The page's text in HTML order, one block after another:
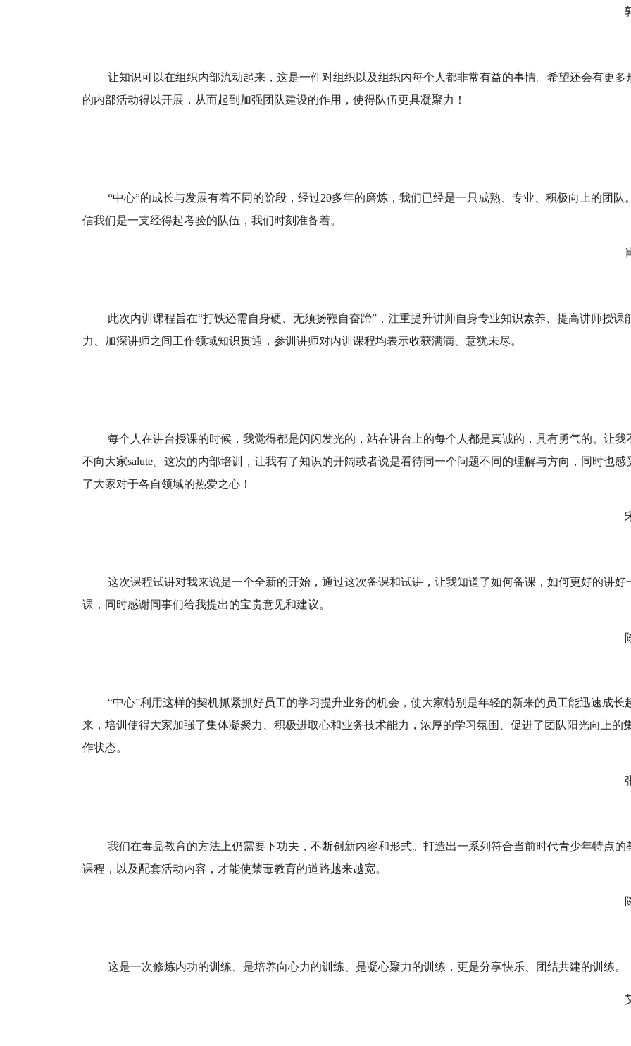
郭宝
让知识可以在组织内部流动起来，这是一件对组织以及组织内每个人都非常有益的事情。希望还会有更多
的内部活动得以开展，从而起到加强团队建设的作用，使得队伍更具凝聚力！
周
“中心”的成长与发展有着不同的阶段，经过20多年的磨炼，我们已经是一只成熟、专业、积极向上的团队
信我们是一支经得起考验的队伍，我们时刻准备着。
肖红
此次内训课程旨在“打铁还需自身硬、无须扬鞭自奋蹄”，注重提升讲师自身专业知识素养、提高讲师授课
力、加深讲师之间工作领域知识贯通，参训讲师对内训课程均表示收获满满、意犹未尽。
付
每个人在讲台授课的时候，我觉得都是闪闪发光的，站在讲台上的每个人都是真诚的，具有勇气的。让我
不向大家salute。这次的内部培训，让我有了知识的开阔或者说是看待同一个问题不同的理解与方向，同时也感
了大家对于各自领域的热爱之心！
宋宇
这次课程试讲对我来说是一个全新的开始，通过这次备课和试讲，让我知道了如何备课，如何更好的讲好
课，同时感谢同事们给我提出的宝贵意见和建议。
陈红
“中心”利用这样的契机抓紧抓好员工的学习提升业务的机会，使大家特别是年轻的新来的员工能迅速成长
来，培训使得大家加强了集体凝聚力、积极进取心和业务技术能力，浓厚的学习氛围、促进了团队阳光向上的
作状态。
张蔼
我们在毒品教育的方法上仍需要下功夫，不断创新内容和形式。打造出一系列符合当前时代青少年特点的
课程，以及配套活动内容，才能使禁毒教育的道路越来越宽。
陈晓
这是一次修炼内功的训练、是培养向心力的训练、是凝心聚力的训练，更是分享快乐、团结共建的训练。
艾梦